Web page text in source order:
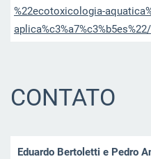
%22ecotoxicologia-
aplica%c3%a7%c3%b5es%22/
CONTATO
Eduardo Bertoletti e Pedro